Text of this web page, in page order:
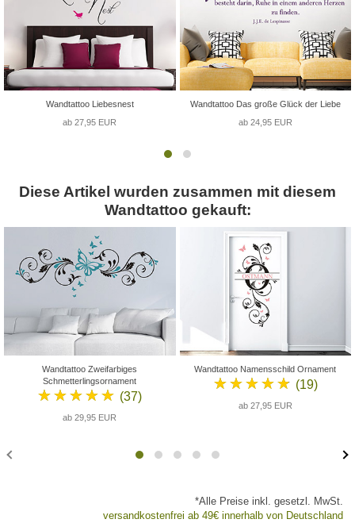
Wandtattoo Liebesnest
ab 27,95 EUR
Wandtattoo Das große Glück der Liebe
ab 24,95 EUR
Diese Artikel wurden zusammen mit diesem
Wandtattoo gekauft:
Wandtattoo Zweifarbiges
Schmetterlingsornament
★★★★★ (37)
ab 29,95 EUR
Wandtattoo Namensschild Ornament
★★★★★ (19)
ab 27,95 EUR
*Alle Preise inkl. gesetzl. MwSt.
versandkostenfrei ab 49€ innerhalb von Deutschland